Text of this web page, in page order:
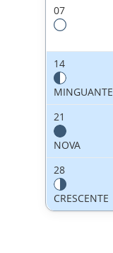
07
14
MINGUANTE
21
NOVA
28
CRESCENTE